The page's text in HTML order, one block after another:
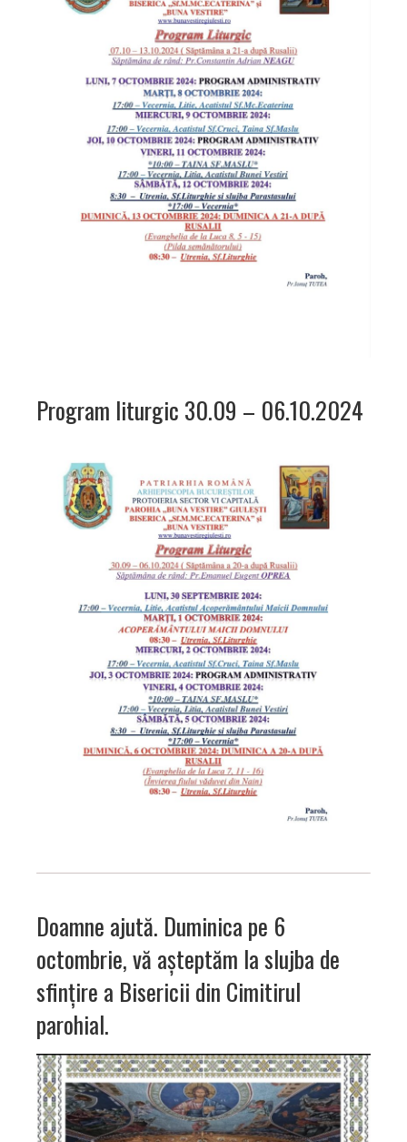
Program liturgic 30.09 – 06.10.2024
Doamne ajută. Duminica pe 6
octombrie, vă așteptăm la slujba de
sfințire a Bisericii din Cimitirul
parohial.